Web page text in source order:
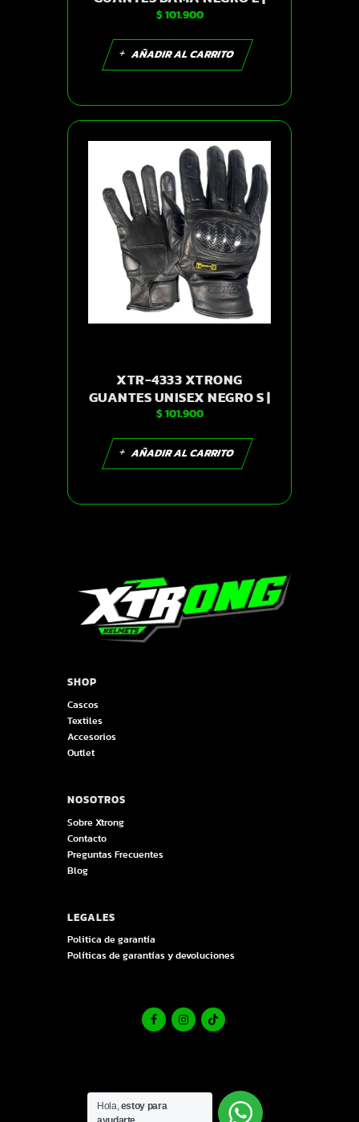
SKU14278
$101.900
AÑADIR AL CARRITO
XTR-4333 XTRONG
GUANTES UNISEX NEGRO S |
SKU14265
$101.900
AÑADIR AL CARRITO
SHOP
Cascos
Textiles
Accesorios
Outlet
NOSOTROS
Sobre Xtrong
Contacto
Preguntas Frecuentes
Blog
LEGALES
Politica de garantía
Políticas de garantías y devoluciones
Hola,estoy para